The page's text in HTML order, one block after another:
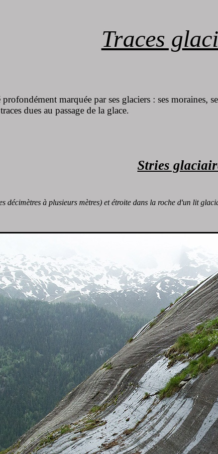
Traces
marquée par ses glaciers : ses moraines,
dues au passage de la glace.
Stries
décimètres à plusieurs mètres) et étroite dans la roche d'un lit